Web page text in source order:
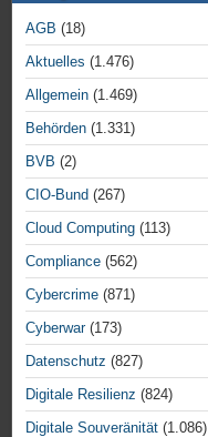
AGB (18)
Aktuelles (1.476)
Allgemein (1.469)
Behörden (1.331)
BVB (2)
CIO-Bund (267)
Cloud Computing (113)
Compliance (562)
Cybercrime (871)
Cyberwar(173)
Datenschutz (827)
Digitale Resilienz (824)
Digitale Souveränität (1.086)